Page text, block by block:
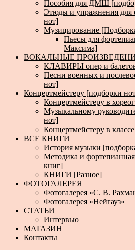
Пособия для ДМШ
Этюды и упражнения для
нот]
Музицирование
Пьесы для
Максима]
ВОКАЛЬНЫЕ
КЛАВИРЫ опер и
Песни военных и
нот]
Концертмейстеру [подборки
Концертмейстеру в
Музыкальному
нот]
Концертмейстеру в
ВСЕ КНИГИ
История музыки
Методика и
книг]
КНИГИ [Разное]
ФОТОГАЛЕРЕЯ
Фотогалерея «С. В.
Фотогалерея «Нейгауз»
СТАТЬИ
Интервью
МАГАЗИН
Контакты